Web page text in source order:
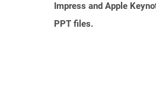
Impress and Apple
PPT files.